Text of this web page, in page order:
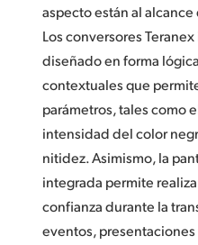
aspecto están al alcance
Los conversores
diseñado en forma
contextuales que
parámetros, tales como
intensidad del color
nitidez. Asimismo, la
integrada permite
confianza durante la
eventos,